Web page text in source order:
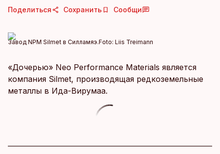
Поделиться Сохранить Сообщи
Завод NPM Silmet в Силламяэ.Foto: Liis Treimann
«Дочерью» Neo Performance Materials является
компания Silmet, производящая редкоземельные
металлы в Ида-Вирумаа.